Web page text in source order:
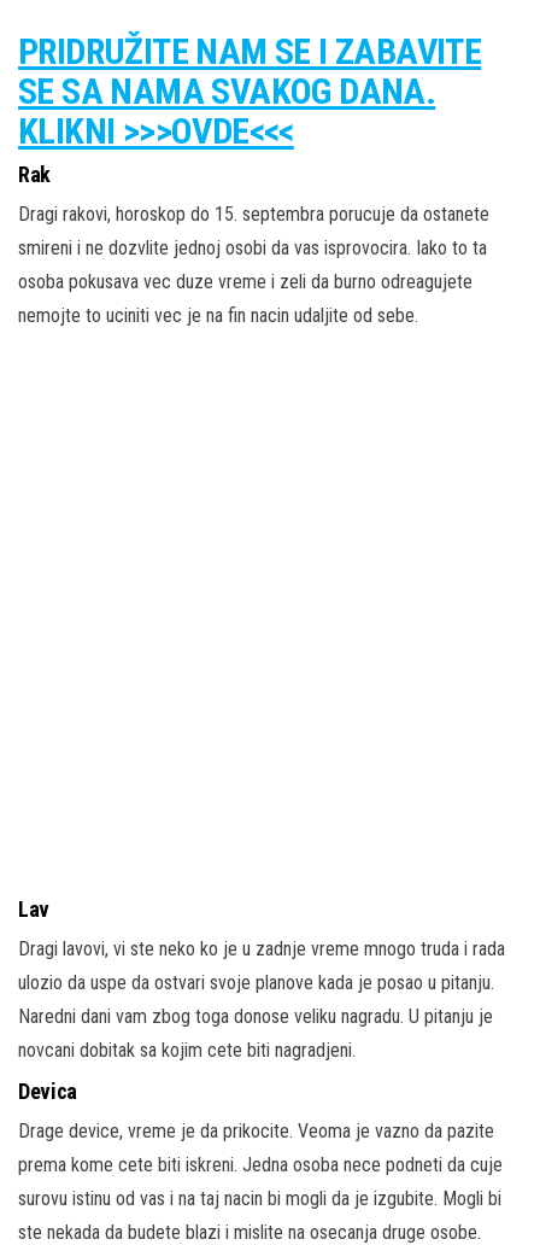
PRIDRUŽITE NAM SE I ZABAVITE
SE SA NAMA SVAKOG DANA.
KLIKNI >>>OVDE<<<
Rak
Dragi rakovi, horoskop do 15. septembra porucuje da ostanete
smireni i ne dozvlite jednoj osobi da vas isprovocira. Iako to ta
osoba pokusava vec duze vreme i zeli da burno odreagujete
nemojte to uciniti vec je na fin nacin udaljite od sebe.
Lav
Dragi lavovi, vi ste neko ko je u zadnje vreme mnogo truda i rada
ulozio da uspe da ostvari svoje planove kada je posao u pitanju.
Naredni dani vam zbog toga donose veliku nagradu. U pitanju je
novcani dobitak sa kojim cete biti nagradjeni.
Devica
Drage device, vreme je da prikocite. Veoma je vazno da pazite
prema kome cete biti iskreni. Jedna osoba nece podneti da cuje
surovu istinu od vas i na taj nacin bi mogli da je izgubite. Mogli bi
ste nekada da budete blazi i mislite na osecanja druge osobe.